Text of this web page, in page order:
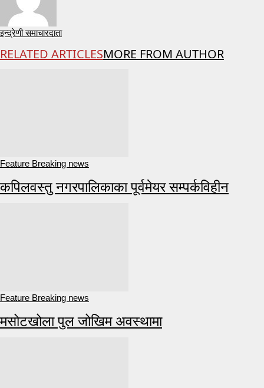
इन्द्रेणी समाचारदाता
RELATED ARTICLESMORE FROM AUTHOR
Feature Breaking news
कपिलवस्तु नगरपालिकाका पूर्वमेयर सम्पर्कविहीन
Feature Breaking news
मसोटखोला पुल जोखिम अवस्थामा